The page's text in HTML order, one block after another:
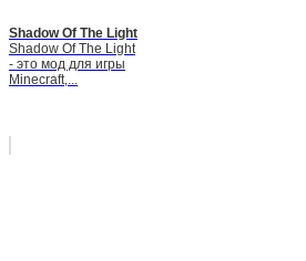
Shadow Of The Light
Shadow Of The Light
- это мод для игры
Minecraft,...